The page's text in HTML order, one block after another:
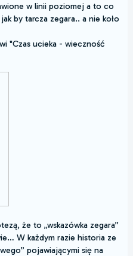
w linii poziomej a to co
by tarcza zegara.. a nie koło
"Czas ucieka - wieczność
że to „wskazówka zegara”
W każdym razie historia ze
pojawiającymi się na